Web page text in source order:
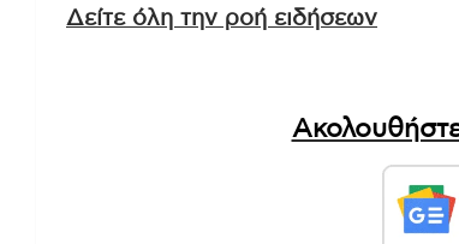
Δείτε όλη την ροή ειδήσεων